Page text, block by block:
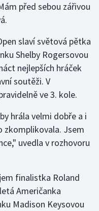
před sebou zářivou
slaví světová pětka
Shelby Rogersovou
nejlepších hráček
soutěži. V
ve 3. kole.
hrála velmi dobře a i
zkomplikovala. Jsem
uvedla v rozhovoru
finalistka Roland
Američanka
Madison Keysovou